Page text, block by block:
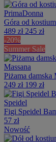
PrimaDonna
Góra od
489 zł 245 zł
-20%
Summer Sale
Massana
Piżama damska
249 zł 199 zł
Speidel
Figi Speidel
57 zł
Nowość